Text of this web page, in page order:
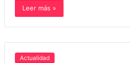
Leer más »
Actualidad